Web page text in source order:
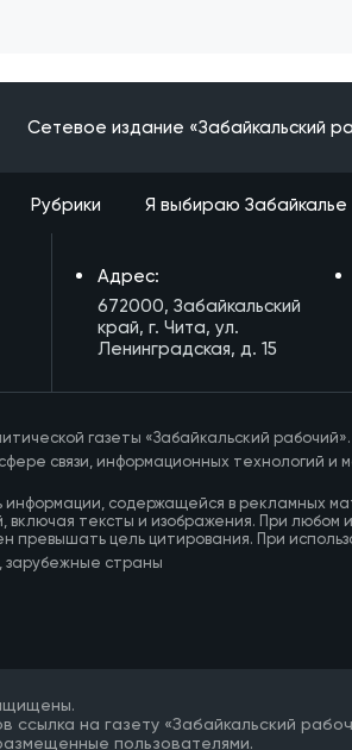
Сетевое издание «Забайкальский
Рубрики Я выбираю Забайкалье
Адрес:
672000, Забайкальский
край, г. Чита, ул.
Ленинградская, д. 15
газеты «Забайкальский рабочий».
связи, информационных технологий
информации, содержащейся в рекламных
тексты и изображения. При
превышать цель цитирования. При
зарубежные страны
на газету «Забайкальский
пользователями.